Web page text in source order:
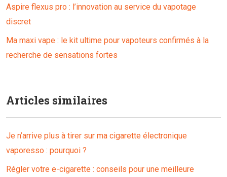
Aspire flexus pro : l’innovation au service du vapotage
discret
Ma maxi vape : le kit ultime pour vapoteurs confirmés à la
recherche de sensations fortes
Articles similaires
Je n’arrive plus à tirer sur ma cigarette électronique
vaporesso : pourquoi ?
Régler votre e-cigarette : conseils pour une meilleure